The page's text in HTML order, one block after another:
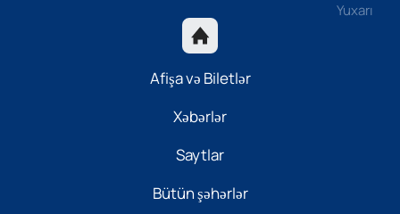
Yuxarı
Afişa və Biletlər
Xəbərlər
Saytlar
Bütün şəhərlər